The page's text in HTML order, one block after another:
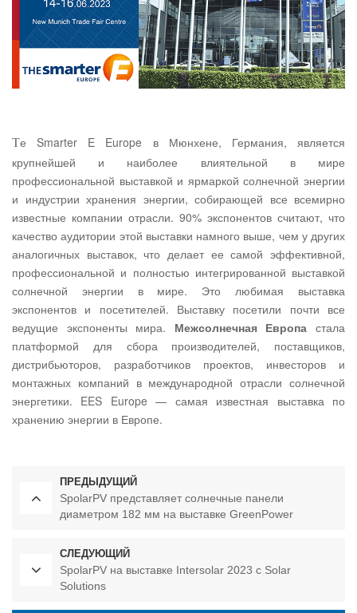
Tе Smarter E Europe в Мюнхене, Германия, является
крупнейшей и наиболее влиятельной в мире
профессиональной выставкой и ярмаркой солнечной энергии
и индустрии хранения энергии, собирающей все всемирно
известные компании отрасли. 90% экспонентов считают, что
качество аудитории этой выставки намного выше, чем у других
аналогичных выставок, что делает ее самой эффективной,
профессиональной и полностью интегрированной выставкой
солнечной энергии в мире. Это любимая выставка
экспонентов и посетителей. Выставку посетили почти все
ведущие экспоненты мира. Межсолнечная Европа стала
платформой для сбора производителей, поставщиков,
дистрибьюторов, разработчиков проектов, инвесторов и
монтажных компаний в международной отрасли солнечной
энергетики. EES Europe — самая известная выставка по
хранению энергии в Европе.
ПРЕДЫДУЩИЙ
SpolarPV представляет солнечные панели
диаметром 182 мм на выставке GreenPower
СЛЕДУЮЩИЙ
SpolarPV на выставке Intersolar 2023 с Solar
Solutions